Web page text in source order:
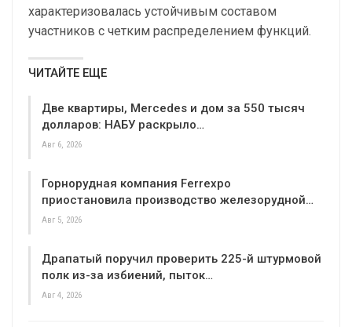
характеризовалась устойчивым составом
участников с четким распределением функций.
ЧИТАЙТЕ ЕЩЕ
Две квартиры, Mercedes и дом за 550 тысяч
долларов: НАБУ раскрыло…
Авг 6, 2026
Горнорудная компания Ferrexpo
приостановила производство железорудной…
Авг 5, 2026
Драпатый поручил проверить 225-й штурмовой
полк из-за избиений, пыток…
Авг 4, 2026